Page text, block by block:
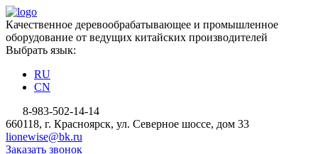
Качественное деревообрабатывающее и промышленное
оборудование от ведущих китайских производителей
Выбрать язык:
RU
CN
8-983-502-14-14
660118, г. Красноярск, ул. Северное шоссе, дом 33
lionewise@bk.ru
Заказать звонок